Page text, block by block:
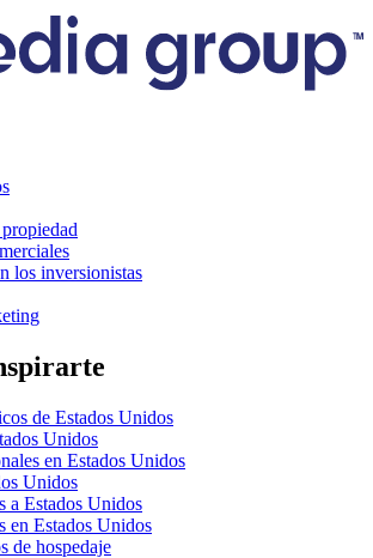
los inversionistas
de Estados Unidos
Unidos
en Estados Unidos
Unidos
a Estados Unidos
en Estados Unidos
de hospedaje